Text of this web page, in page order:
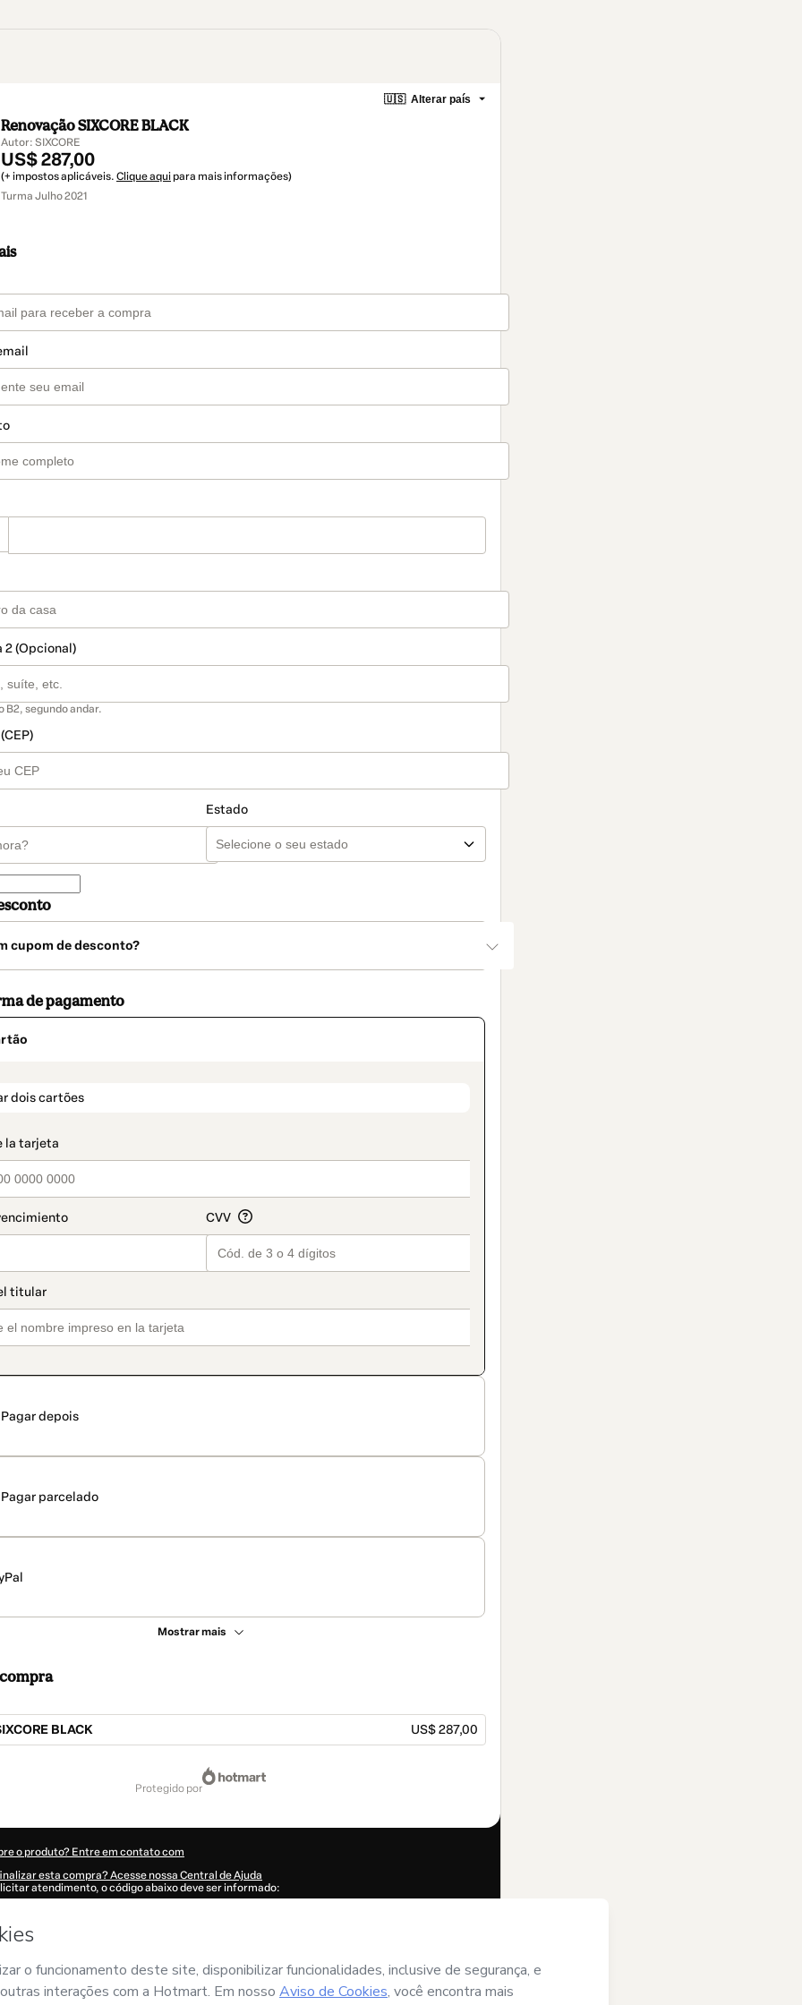
🇺🇸 Alterar país
Renovação SIXCORE BLACK
Autor: SIXCORE
US$ 287,00
(+ impostos aplicáveis. Clique aqui para mais informações)
Turma Julho 2021
2 (Opcional)
B2, segundo andar.
Estado
cupom de desconto?
de pagamento
dois cartões
Pagar depois
Pagar parcelado
Mostrar mais
BLACK US$ 287,00
protegido por
o produto? Entre em contato com
esta compra? Acesse nossa Central de Ajuda
atendimento, o código abaixo deve ser informado:
foram preenchidas automaticamente?
e não possui responsabilidade pelo conteúdo e/ou faz controle prévio deste; (ii) com os
e (iii) que sou maior de idade ou autorizado
por um responsável legal.